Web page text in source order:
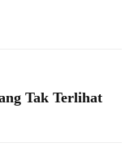
Tak Terlihat